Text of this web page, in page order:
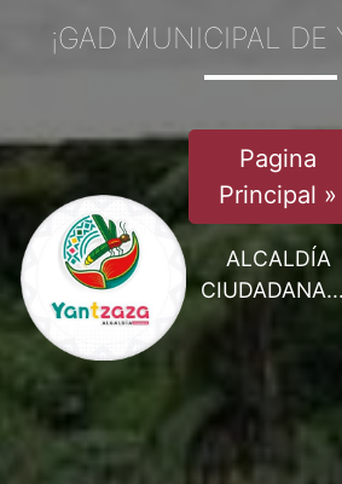
¡GAD MUNICIPAL DE
Pagina
Principal »
ALCALDÍA